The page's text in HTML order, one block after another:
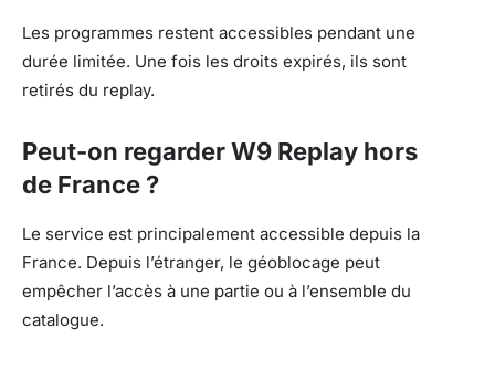
Les programmes restent accessibles pendant une
durée limitée. Une fois les droits expirés, ils sont
retirés du replay.
Peut-on regarder W9 Replay hors
de France ?
Le service est principalement accessible depuis la
France. Depuis l’étranger, le géoblocage peut
empêcher l’accès à une partie ou à l’ensemble du
catalogue.